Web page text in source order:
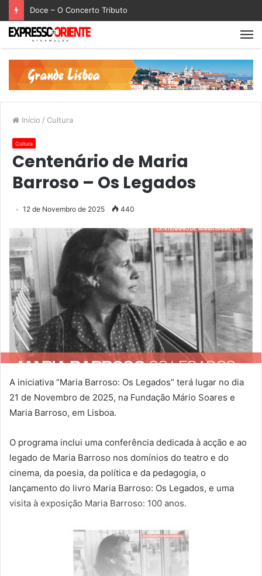
Doce – O Concerto Tributo
Início / Cultura
Cultura
Centenário de Maria
Barroso – Os Legados
12 de Novembro de 2025 440
A iniciativa “Maria Barroso: Os Legados” terá lugar no dia
21 de Novembro de 2025, na Fundação Mário Soares e
Maria Barroso, em Lisboa.
O programa inclui uma conferência dedicada à acção e ao
legado de Maria Barroso nos domínios do teatro e do
cinema, da poesia, da política e da pedagogia, o
lançamento do livro Maria Barroso: Os Legados, e uma
visita à exposição Maria Barroso: 100 anos.